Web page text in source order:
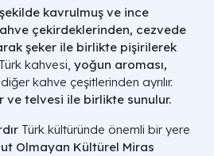
kavrulmuş ve ince
çekirdeklerinden, cezvede
şeker ile birlikte pişirilerek
Türk kahvesi, yoğun aroması,
diğer kahve çeşitlerinden ayrılır.
ve telvesi ile birlikte sunulur.
Türk kültüründe önemli bir yere
Olmayan Kültürel Miras